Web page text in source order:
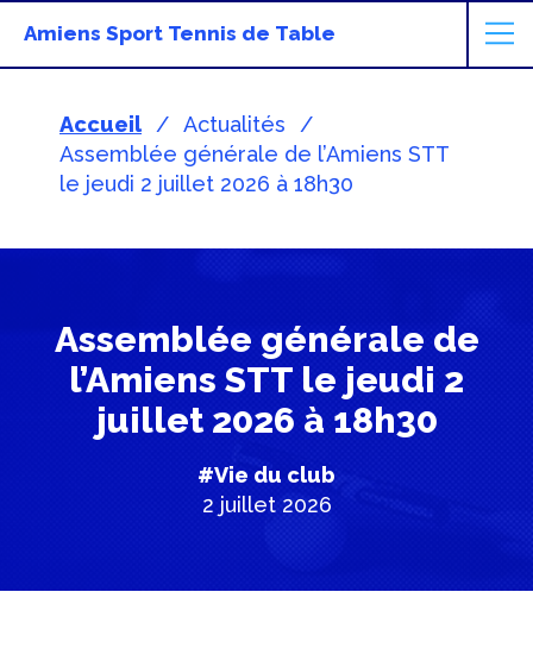
Amiens Sport Tennis de Table
Accueil
Actualités
Assemblée générale de l’Amiens STT
le jeudi 2 juillet 2026 à 18h30
Assemblée générale de
l’Amiens STT le jeudi 2
juillet 2026 à 18h30
#Vie du club
2 juillet 2026